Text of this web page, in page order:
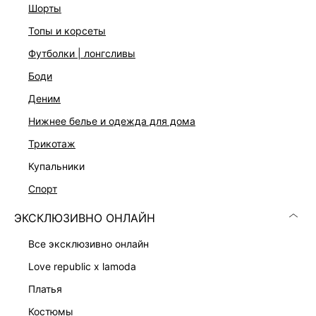
шорты
топы и корсеты
футболки | лонгсливы
боди
деним
нижнее белье и одежда для дома
трикотаж
купальники
спорт
ЭКСКЛЮЗИВНО ОНЛАЙН
все эксклюзивно онлайн
love republic x lamoda
платья
костюмы
ДОСТАВКА И ВОЗВРАТ
Подробные условия доставки и возврата
КАТАЛОГ